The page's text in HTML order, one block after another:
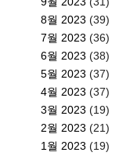
8월 2023 (39)
7월 2023 (36)
6월 2023 (38)
5월 2023 (37)
4월 2023 (37)
3월 2023 (19)
2월 2023 (21)
1월 2023 (19)